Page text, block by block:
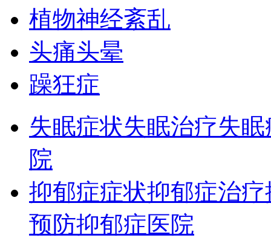
植物神经紊乱
头痛头晕
躁狂症
失眠症状失眠治疗失
院
抑郁症症状抑郁症治疗
预防抑郁症医院